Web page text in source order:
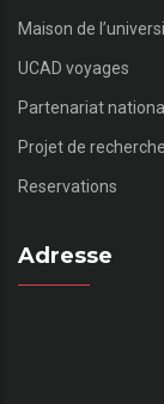
Maison de
UCAD voyages
Partenariat
Projet de recherche
Reservations
Adresse